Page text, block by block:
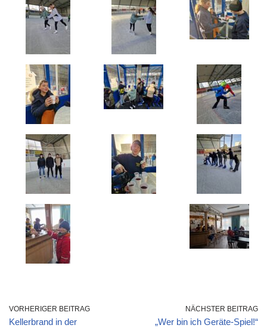
VORHERIGER BEITRAG
Kellerbrand in der
NÄCHSTER BEITRAG
„Wer bin ich Geräte-Spiel!“